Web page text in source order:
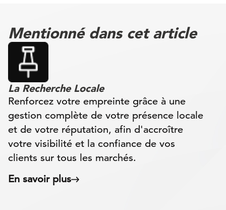
Mentionné dans cet article
La Recherche Locale
Renforcez votre empreinte grâce à une
gestion complète de votre présence locale
et de votre réputation, afin d'accroître
votre visibilité et la confiance de vos
clients sur tous les marchés.
En savoir plus